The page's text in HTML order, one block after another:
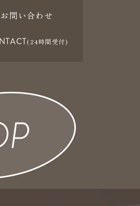
お問い合わせ
(24時間受付)